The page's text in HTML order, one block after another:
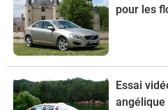
pour les
Essai
angélique